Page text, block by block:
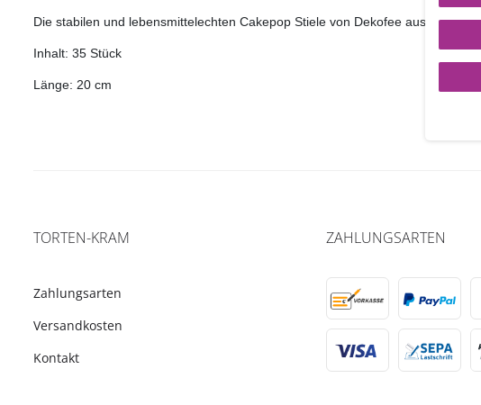
Die stabilen und lebensmittelechten Cakepop Stiele von Dekofee aus 100%
Inhalt: 35 Stück
Länge: 20 cm
TORTEN-KRAM
Zahlungsarten
Versandkosten
Kontakt
ZAHLUNGSARTEN